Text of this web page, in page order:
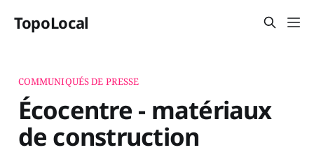
TopoLocal
COMMUNIQUÉS DE PRESSE
Écocentre - matériaux
de construction